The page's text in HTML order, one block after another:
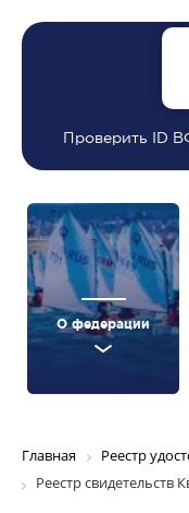
Проверить ID
О федерации
Главная
Реестр
Реестр свидетельств